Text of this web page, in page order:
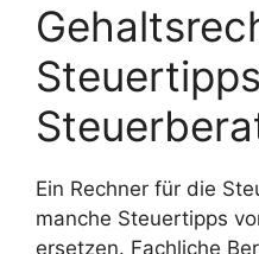
Ein Rechner für die
manche Steuertipps
ersetzen. Fachliche